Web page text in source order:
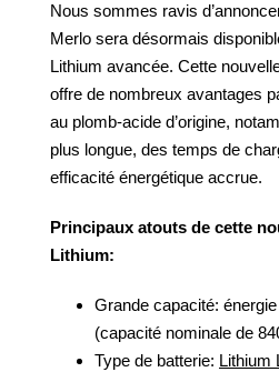
Nous sommes ravis
Merlo sera désormais
Lithium avancée. Cette
offre de nombreux avantages
au plomb-acide d’origine,
plus longue, des temps de
efficacité énergétique accrue.
Principaux atouts de cette
Lithium:
Grande capacité:
(capacité nominale de
Type de batterie: Lithium